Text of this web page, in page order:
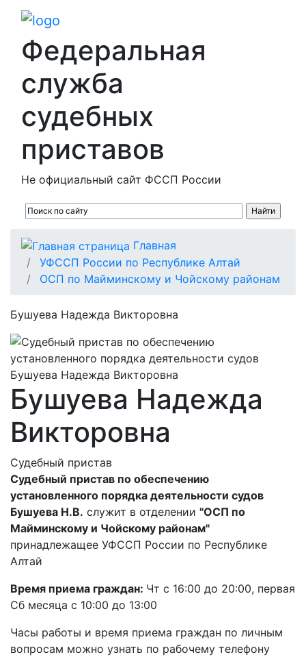
Федеральная
служба
судебных
приставов
Не официальный сайт ФССП России
Главная
УФССП России по Республике Алтай
ОСП по Майминскому и Чойскому районам
Бушуева Надежда Викторовна
Бушуева Надежда
Викторовна
Судебный пристав
Судебный пристав по обеспечению
установленного порядка деятельности судов
Бушуева Н.В. служит в отделении "ОСП по
Майминскому и Чойскому районам"
принадлежащее УФССП России по Республике
Алтай
Время приема граждан: Чт с 16:00 до 20:00, первая
Сб месяца с 10:00 до 13:00
Часы работы и время приема граждан по личным
вопросам можно узнать по рабочему телефону